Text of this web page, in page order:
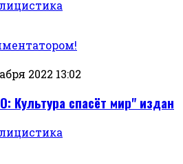
2022 13:02
Культура спасёт мир" издан